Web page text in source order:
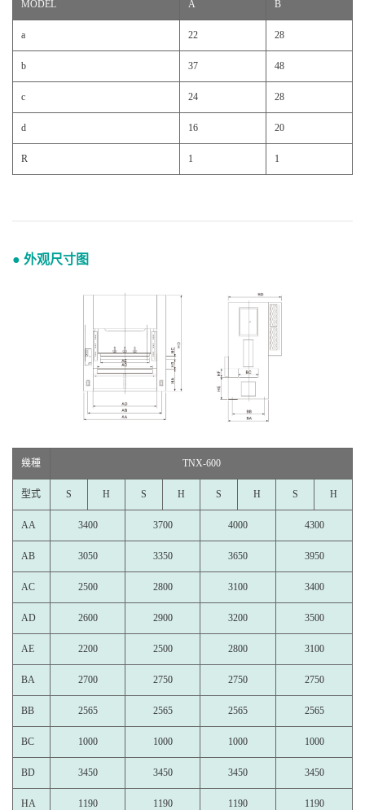
MODEL A B
a 22 28
b 37 48
c 24 28
d 16 20
R 1 1
● 外观尺寸图
幾種 TNX-600
型式 S H S H S H S H
AA 3400 3700 4000 4300
AB 3050 3350 3650 3950
AC 2500 2800 3100 3400
AD 2600 2900 3200 3500
AE 2200 2500 2800 3100
BA 2700 2750 2750 2750
BB 2565 2565 2565 2565
BC 1000 1000 1000 1000
BD 3450 3450 3450 3450
HA 1190 1190 1190 1190